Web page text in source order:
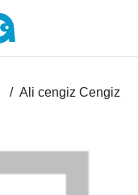
Ali cengiz Cengiz